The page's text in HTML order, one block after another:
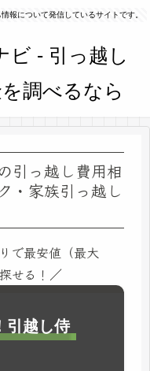
報について発信しているサイトです。
引っ越し費用相
・家族引っ越し
で最安値（最大
せる！／
引越し侍